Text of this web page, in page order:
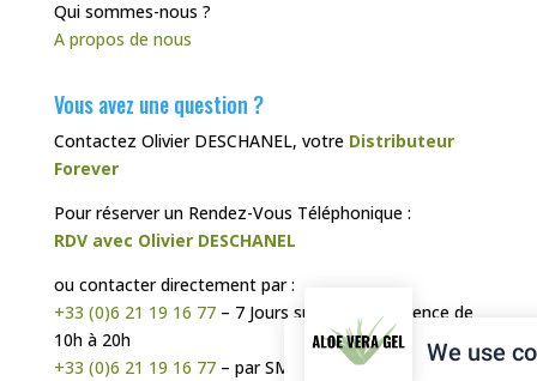
Qui sommes-nous ?
A propos de nous
Vous avez une question ?
Contactez Olivier DESCHANEL, votre Distributeur
Forever
Pour réserver un Rendez-Vous Téléphonique :
RDV avec Olivier DESCHANEL
ou contacter directement par :
+33 (0)6 21 19 16 77– 7 Jours sur 7, de préférence de
10h à 20h
+33 (0)6 21 19 16 77– par SMS
We use